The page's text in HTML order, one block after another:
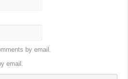
by email.
email.